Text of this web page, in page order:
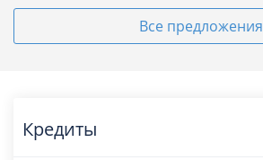
Все предложения
Кредиты